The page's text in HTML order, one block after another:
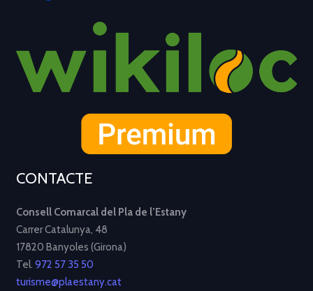
CONTACTE
Consell Comarcal del Pla de l’Estany
Carrer Catalunya, 48
17820 Banyoles (Girona)
Tel. 972 57 35 50
turisme@plaestany.cat